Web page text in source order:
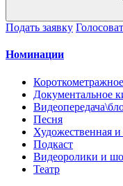
Подать заявку
Номинации
Документальное
Песня
Художественная и
Подкаст
Видеоролики и
Театр